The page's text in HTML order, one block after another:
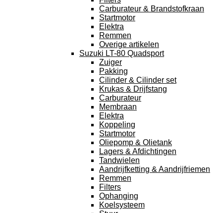
Carburateur & Brandstofkraan
Startmotor
Elektra
Remmen
Overige artikelen
Suzuki LT-80 Quadsport
Zuiger
Pakking
Cilinder & Cilinder set
Krukas & Drijfstang
Carburateur
Membraan
Elektra
Koppeling
Startmotor
Oliepomp & Olietank
Lagers & Afdichtingen
Tandwielen
Aandrijfketting & Aandrijfriemen
Remmen
Filters
Ophanging
Koelsysteem